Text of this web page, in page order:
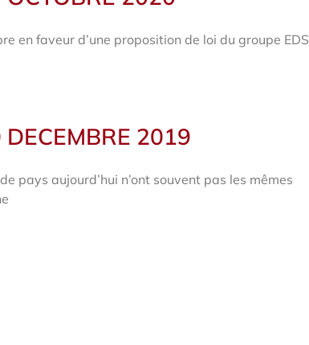
en faveur d’une proposition de loi du groupe EDS
2019
pays aujourd’hui n’ont souvent pas les mêmes